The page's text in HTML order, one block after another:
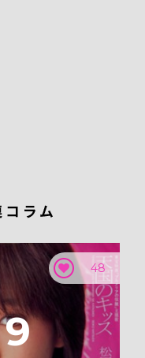
48
9